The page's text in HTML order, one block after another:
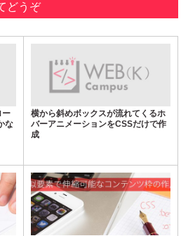
どうぞ
ー
な
横から斜めボックスが流れてくるホ
バーアニメーションをCSSだけで作
成